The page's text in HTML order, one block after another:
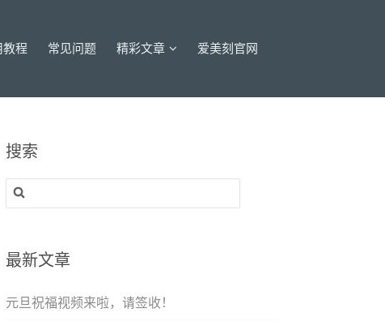
教程 常见问题 精彩文章 爱美刻官网
搜索
搜
索：
最新文章
元旦祝福视频来啦，请签收！